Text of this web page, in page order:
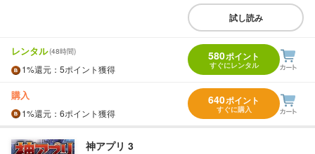
試し読み
レンタル(48時間)
1%還元 ：5ポイント獲得
580ポイント
すぐにレンタル
購入
1%還元 ：6ポイント獲得
640ポイント
すぐに購入
神アプリ 3